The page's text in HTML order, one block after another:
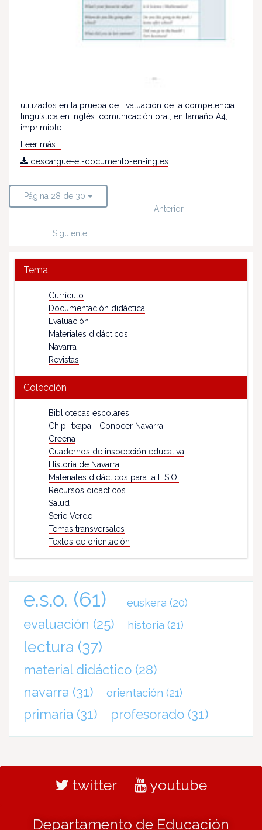
utilizados en la prueba de Evaluación de la competencia
lingüística en Inglés: comunicación oral, en tamaño A4,
imprimible.
Leer más...
descargue-el-documento-en-ingles
Página 28 de 30
Anterior
Siguiente
Tema
Currículo
Documentación didáctica
Evaluación
Materiales didácticos
Navarra
Revistas
Colección
Bibliotecas escolares
Chipi-txapa - Conocer Navarra
Creena
Cuadernos de inspección educativa
Historia de Navarra
Materiales didácticos para la E.S.O.
Recursos didácticos
Salud
Serie Verde
Temas transversales
Textos de orientación
e.s.o. (61) euskera (20)
evaluación (25) historia (21)
lectura (37)
material didáctico (28)
navarra (31) orientación (21)
primaria (31) profesorado (31)
twitter youtube
Departamento de Educación